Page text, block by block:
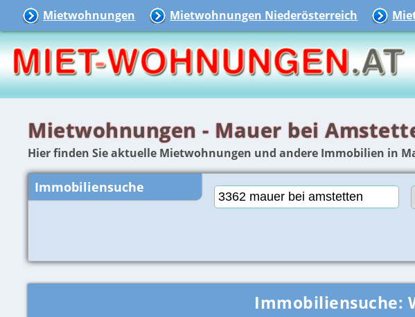
Mietwohnungen Mietwohnungen Niederösterreich
Mietwohnungen - Mauer bei
Hier finden Sie aktuelle Mietwohnungen und andere Immobilien in
Immobiliensuche
Immobiliensuche: